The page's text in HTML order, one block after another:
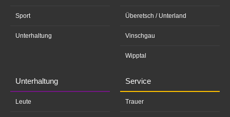
Sport
Unterhaltung
Überetsch / Unterland
Vinschgau
Wipptal
Unterhaltung
Leute
Service
Trauer